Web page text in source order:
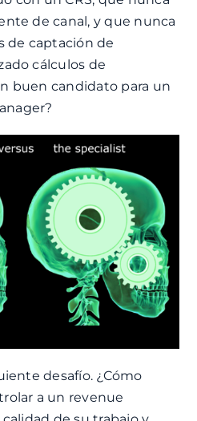
de canal, y que nunca
de captación de
cálculos de
buen candidato para un
desafío. ¿Cómo
a un revenue